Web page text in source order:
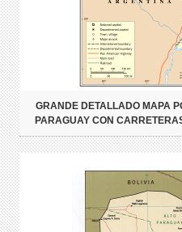
GRANDE DETALLADO MAPA
PARAGUAY CON